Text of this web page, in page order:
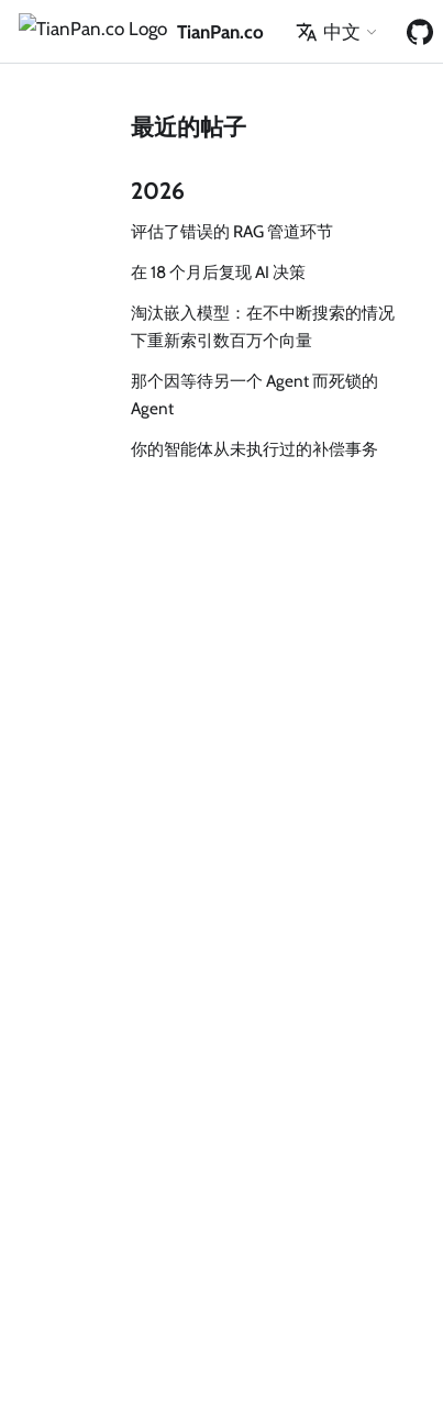
TianPan.co 中文
最近的帖子
2026
评估了错误的 RAG 管道环节
在 18 个月后复现 AI 决策
淘汰嵌入模型：在不中断搜索的情况
下重新索引数百万个向量
那个因等待另一个 Agent 而死锁的
Agent
你的智能体从未执行过的补偿事务